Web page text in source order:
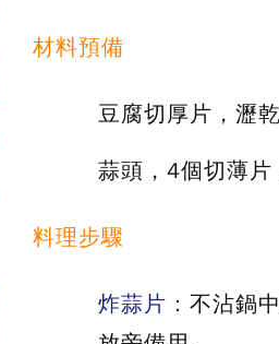
材料預備
豆腐切厚片，瀝
蒜頭，4個切薄片
料理步驟
炸蒜片： 不沾鍋